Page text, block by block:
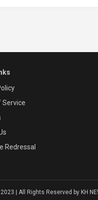
Service
Redressal
| All Rights Reserved by KH